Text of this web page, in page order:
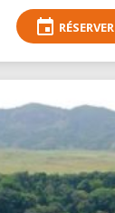
event RÉSERVER